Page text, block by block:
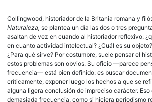
Collingwood, historiador de la Britania romana y
Naturaleza, se plantea un día las dos o tres
asaltan de vez en cuando al historiador reflexivo:
en cuanto actividad intelectual? ¿Cuál es su
¿Para qué sirve? Por costumbre, suele pensar el
estos problemas son obvios. Su oficio —parece
frecuencia— está bien definido: es buscar
críticamente, exponer luego los hechos a que se
alguna ligera conclusión de impreciso carácter. Eso
demasiada frecuencia, como si hiciera periodismo